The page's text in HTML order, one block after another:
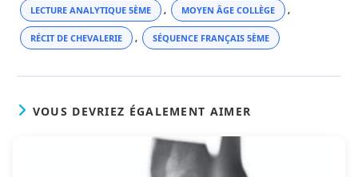
LECTURE ANALYTIQUE 5ÈME , MOYEN ÂGE COLLÈGE ,
RÉCIT DE CHEVALERIE , SÉQUENCE FRANÇAIS 5ÈME
VOUS DEVRIEZ ÉGALEMENT AIMER